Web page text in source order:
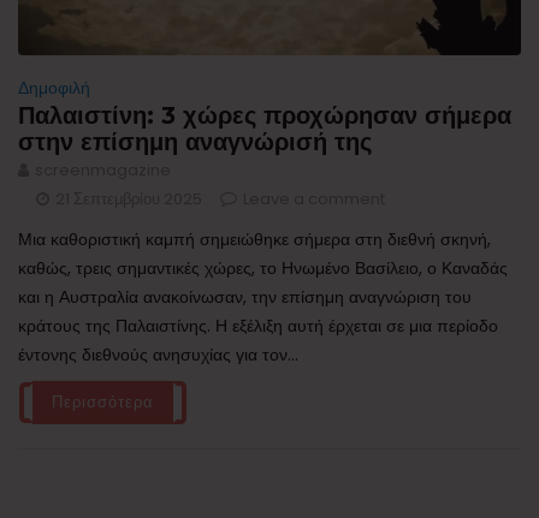
Δημοφιλή
Παλαιστίνη: 3 χώρες προχώρησαν σήμερα
στην επίσημη αναγνώρισή της
Μια καθοριστική καμπή σημειώθηκε σήμερα στη διεθνή σκηνή,
καθώς, τρεις σημαντικές χώρες, το Ηνωμένο Βασίλειο, ο Καναδάς
και η Αυστραλία ανακοίνωσαν, την επίσημη αναγνώριση του
κράτους της Παλαιστίνης. Η εξέλιξη αυτή έρχεται σε μια περίοδο
έντονης διεθνούς ανησυχίας για τον...
Περισσότερα